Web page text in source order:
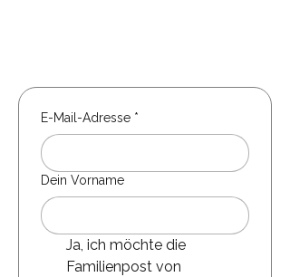
E-Mail-Adresse *
Dein Vorname
Ja, ich möchte die